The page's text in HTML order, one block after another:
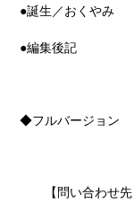
●誕生／ おく
●編集後記
◆フルバージ
【問い合わせ先